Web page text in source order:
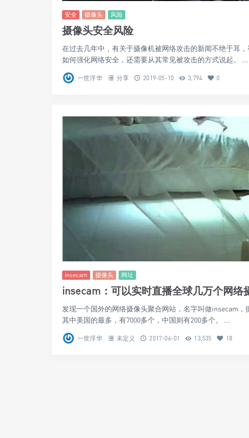
安全 摄像头 风险
摄像头安全风险
在过去几年中，有关于摄像机被网络攻击的新闻不绝于耳
如何强化网络安全，还需要从其常见被攻击的方式说起。 ...
一世浮华 分享 2019-05-10 3,794 0
insecam 摄像头 网址
insecam：可以实时直播全球几万个网络
发现一个国外的网络摄像头聚合网站，名字叫做insecam
其中美国的最多，有7000多个，中国则有200多个。 ...
一世浮华 未定义 2017-06-01 13,535 18